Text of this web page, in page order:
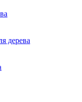
дерева